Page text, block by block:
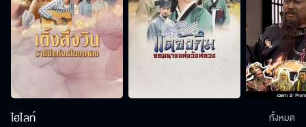
ไฮไลท์ ทั้งหมด